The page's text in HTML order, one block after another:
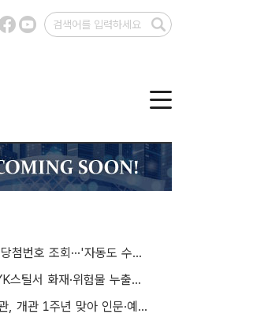
로또 1236회 당첨번호 조회···'자동도 수동도 5명씩 같네'
부산 사하구 YK스틸서 화재·위험물 누출…소방 대응 1단계 발령
강동중앙도서관, 개관 1주년 맞아 인문·예술 행사 마련 [TF사진관]